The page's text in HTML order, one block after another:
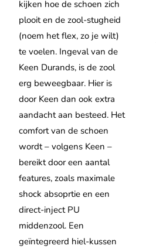
kijken hoe de schoen zich
plooit en de zool-stugheid
(noem het flex, zo je wilt)
te voelen. Ingeval van de
Keen Durands, is de zool
erg beweegbaar. Hier is
door Keen dan ook extra
aandacht aan besteed. Het
comfort van de schoen
wordt – volgens Keen –
bereikt door een aantal
features, zoals maximale
shock absoprtie en een
direct-inject PU
middenzool. Een
geïntegreerd hiel-kussen